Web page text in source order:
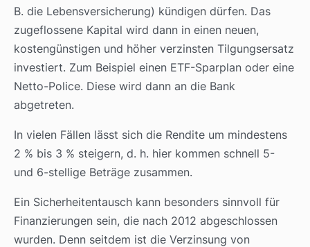
B. die Lebensversicherung) kündigen dürfen. Das
zugeflossene Kapital wird dann in einen neuen,
kostengünstigen und höher verzinsten Tilgungsersatz
investiert. Zum Beispiel einen ETF-Sparplan oder eine
Netto-Police. Diese wird dann an die Bank
abgetreten.
In vielen Fällen lässt sich die Rendite um mindestens
2 % bis 3 % steigern, d. h. hier kommen schnell 5-
und 6-stellige Beträge zusammen.
Ein Sicherheitentausch kann besonders sinnvoll für
Finanzierungen sein, die nach 2012 abgeschlossen
wurden. Denn seitdem ist die Verzinsung von